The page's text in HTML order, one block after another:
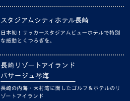
スタジアムシティホテル長崎
日本初！サッカースタジアムビューホテルで特別
な感動とくつろぎを。
長崎リゾートアイランド
パサージュ琴海
長崎の内海・大村湾に面したゴルフ＆ホテルのリ
ゾートアイランド